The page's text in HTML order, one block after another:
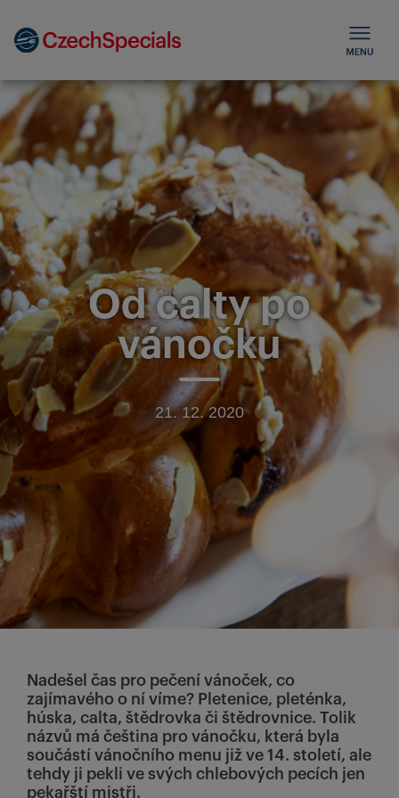
Od calty po
vánočku
21. 12. 2020
Nadešel čas pro pečení vánoček, co
zajímavého o ní víme? Pletenice, pleténka,
húska, calta, štědrovka či štědrovnice. Tolik
názvů má čeština pro vánočku, která byla
součástí vánočního menu již ve 14. století, ale
tehdy ji pekli ve svých chlebových pecích jen
pekařští mistři.